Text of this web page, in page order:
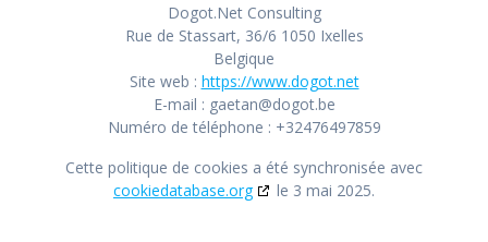
Dogot.Net Consulting
Rue de Stassart, 36/6 1050 Ixelles
Belgique
Site web : https://www.dogot.net
E-mail : gaetan@dogot.be
Numéro de téléphone : +32476497859
Cette politique de cookies a été synchronisée avec
cookiedatabase.org
le 3 mai 2025.